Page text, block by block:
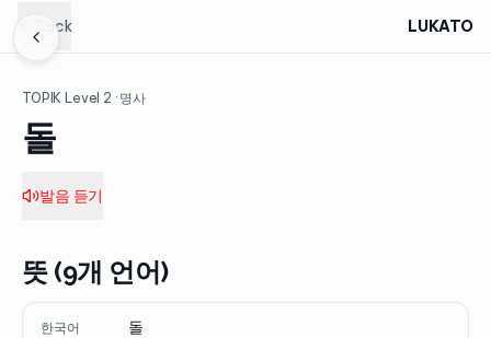
Back LUKATO
TOPIK Level 2 · 명사
돌
발음 듣기
뜻 (9개 언어)
한국어 돌